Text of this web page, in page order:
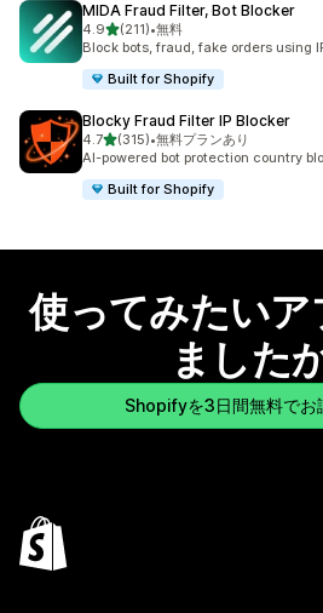
MIDA Fraud Filter, Bot Blocker
4.95つ星中
(211)
合計レビュー数：211件
•無料
Block bots, fraud, fake orders using
Built for Shopify
Blocky Fraud Filter IP Blocker
4.75つ星中
(315)
合計レビュー数：315件
•無料プランあり
AI-powered bot protection country
Built for Shopify
使ってみたいア
ました
Shopifyを3日間無料でお